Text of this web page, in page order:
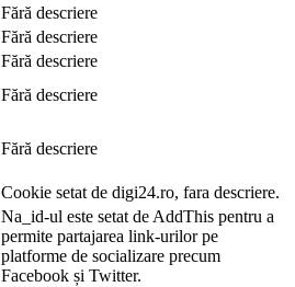
Fără descriere
Fără descriere
Fără descriere
Fără descriere
Fără descriere
Cookie setat de digi24.ro, fara descriere.
Na_id-ul este setat de AddThis pentru a
permite partajarea link-urilor pe
platforme de socializare precum
Facebook și Twitter.